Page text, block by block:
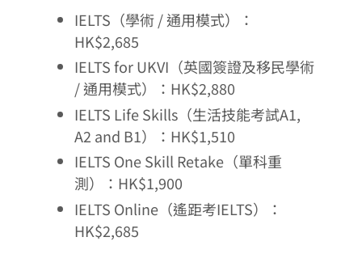
IELTS（學術 / 通用模式）：
HK$2,685
IELTS for UKVI（英國簽證及移民學術
/ 通用模式）：HK$2,880
IELTS Life Skills（生活技能考試A1,
A2 and B1）：HK$1,510
IELTS One Skill Retake（單科重
測）：HK$1,900
IELTS Online（遙距考IELTS）：
HK$2,685